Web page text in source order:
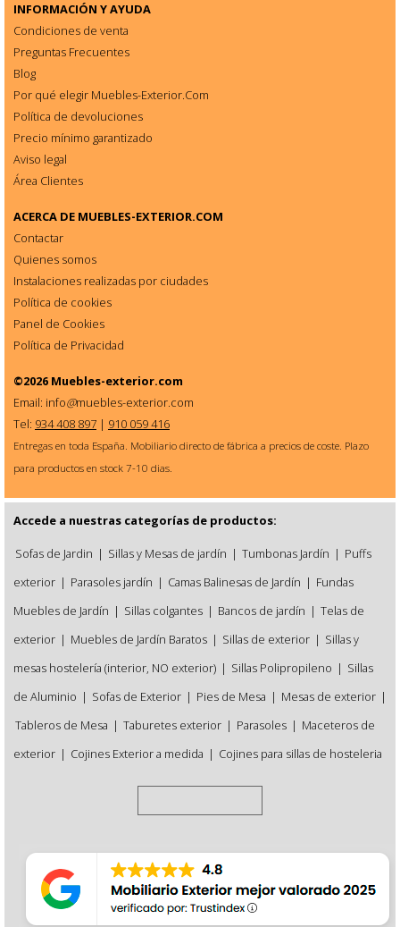
INFORMACIÓN Y AYUDA
Condiciones de venta
Preguntas Frecuentes
Blog
Por qué elegir Muebles-Exterior.Com
Política de devoluciones
Precio mínimo garantizado
Aviso legal
Área Clientes
ACERCA DE MUEBLES-EXTERIOR.COM
Contactar
Quienes somos
Instalaciones realizadas por ciudades
Política de cookies
Panel de Cookies
Política de Privacidad
©2026 Muebles-exterior.com
Email: info@muebles-exterior.com
Tel: 934 408 897 | 910 059 416
Entregas en toda España. Mobiliario directo de fábrica a precios de coste. Plazo
para productos en stock 7-10 dias.
Accede a nuestras categorías de productos:
Sofas de Jardin | Sillas y Mesas de jardín | Tumbonas Jardín | Puffs
exterior | Parasoles jardín | Camas Balinesas de Jardín | Fundas
Muebles de Jardín | Sillas colgantes | Bancos de jardín | Telas de
exterior | Muebles de Jardín Baratos | Sillas de exterior | Sillas y
mesas hostelería (interior, NO exterior) | Sillas Polipropileno | Sillas
de Aluminio | Sofas de Exterior | Pies de Mesa | Mesas de exterior |
Tableros de Mesa | Taburetes exterior | Parasoles | Maceteros de
exterior | Cojines Exterior a medida | Cojines para sillas de hosteleria